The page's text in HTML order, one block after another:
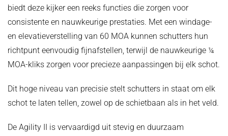
biedt deze kijker een reeks functies die zorgen voor
consistente en nauwkeurige prestaties. Met een windage-
en elevatieverstelling van 60 MOA kunnen schutters hun
richtpunt eenvoudig fijnafstellen, terwijl de nauwkeurige ¼
MOA-kliks zorgen voor precieze aanpassingen bij elk schot.
Dit hoge niveau van precisie stelt schutters in staat om elk
schot te laten tellen, zowel op de schietbaan als in het veld.
De Agility II is vervaardigd uit stevig en duurzaam